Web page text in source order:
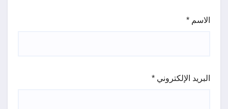
الاسم *
البريد الإلكتروني *